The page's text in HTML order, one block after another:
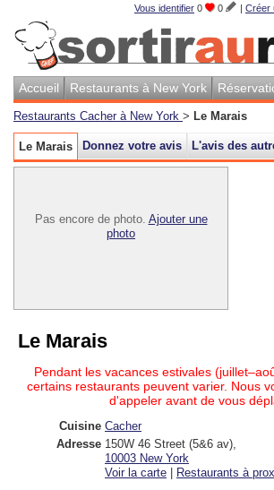
Vous identifier 0 0 | Créer
Accueil Restaurants à New York
Restaurants Cacher à New York > Le Marais
Le Marais Donnez votre avis L'avis des
Pas encore de photo. Ajouter une
photo
Le Marais
Pendant les vacances estivales
certains restaurants peuvent varier. Nous
d'appeler avant de vous
Cuisine Cacher
Adresse 150W 46 Street (5&6 av)
10003 New York
Voir la carte
Restaurants à